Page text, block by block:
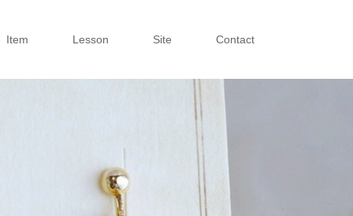
Item Lesson Site Contact